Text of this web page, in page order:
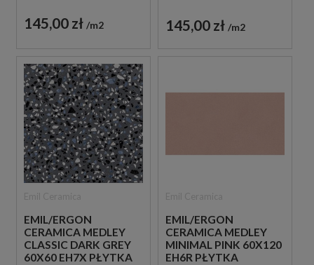
145,00 zł m2 145,00 zł m2
EMIL/ERGON
CERAMICA MEDLEY
CLASSIC DARK GREY
60X60 EH7X PŁYTKA
EMIL/ERGON
CERAMICA MEDLEY
MINIMAL PINK 60X120
EH6R PŁYTKA